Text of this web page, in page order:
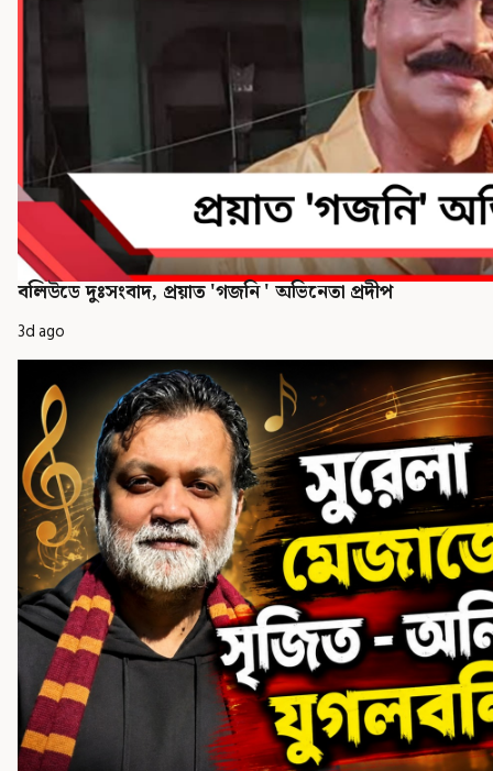
বলিউডে দুঃসংবাদ, প্রয়াত 'গজনি ' অভিনেতা প্রদীপ
3d ago